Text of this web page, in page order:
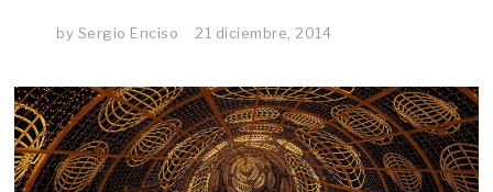
by Sergio Enciso 21 diciembre, 2014